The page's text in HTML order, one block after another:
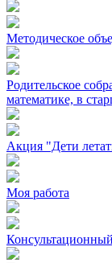
Методическое
Родительское
математике, в
Акция "Дети
Моя работа